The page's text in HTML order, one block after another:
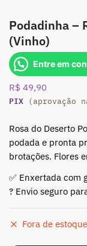
Podadinha –
(Vinho)
Entre em
R$ 49,90
PIX (aprovação
Rosa do Deserto
podada e pronta
brotações. Flores
✅ Enxertada com
? Envio seguro
Fora de estoque